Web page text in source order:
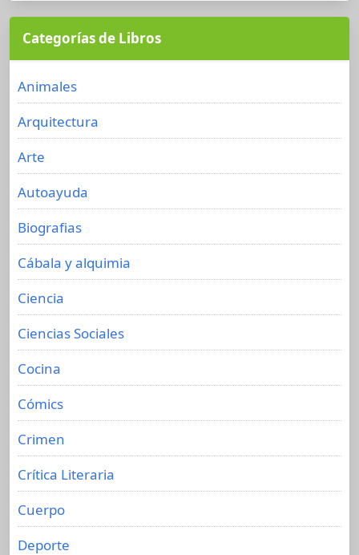
Categorías de Libros
Animales
Arquitectura
Arte
Autoayuda
Biografias
Cábala y alquimia
Ciencia
Ciencias Sociales
Cocina
Cómics
Crimen
Crítica Literaria
Cuerpo
Deporte